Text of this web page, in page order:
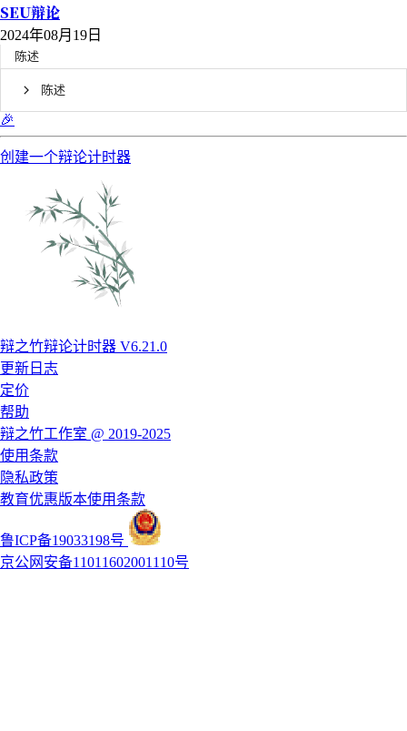
SEU辩论
2024年08月19日
陈述
陈述
🎉
创建一个辩论计时器
辩之竹辩论计时器 V6.21.0
更新日志
定价
帮助
辩之竹工作室 @ 2019-2025
使用条款
隐私政策
教育优惠版本使用条款
鲁ICP备19033198号
京公网安备11011602001110号